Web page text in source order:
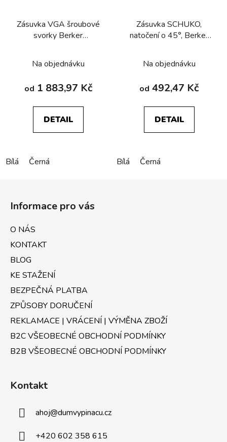
Zásuvka VGA­ šroubové
svorky Berker
Na objednávku
od 1 883,97 Kč
DETAIL
Bílá Černá
Zásuvka SCHUKO,
natočení o 45°, Berker
Na objednávku
od 492,47 Kč
DETAIL
Bílá Černá
Informace pro vás
O NÁS
KONTAKT
BLOG
KE STAŽENÍ
BEZPEČNÁ PLATBA
ZPŮSOBY DORUČENÍ
REKLAMACE | VRÁCENÍ | VÝMĚNA ZBOŽÍ
B2C VŠEOBECNÉ OBCHODNÍ PODMÍNKY
B2B VŠEOBECNÉ OBCHODNÍ PODMÍNKY
Kontakt
ahoj@dumvypinacu.cz
+420 602 358 615